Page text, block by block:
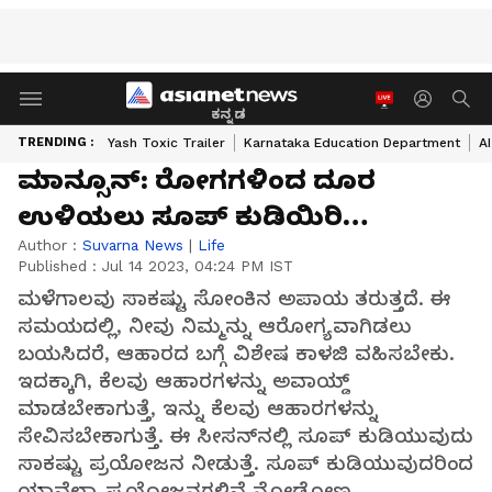
ಕನ್ನಡ
TRENDING : Yash Toxic Trailer Karnataka Education Department
ಮಾನ್ಸೂನ್: ರೋಗಗಳಿಂದ ದೂರ
ಉಳಿಯಲು ಸೂಪ್ ಕುಡಿಯಿರಿ…
Author : Suvarna News | Life
Published : Jul 14 2023, 04:24 PM IST
ಮಳೆಗಾಲವು ಸಾಕಷ್ಟು ಸೋಂಕಿನ ಅಪಾಯ ತರುತ್ತದೆ. ಈ
ಸಮಯದಲ್ಲಿ, ನೀವು ನಿಮ್ಮನ್ನು ಆರೋಗ್ಯವಾಗಿಡಲು
ಬಯಸಿದರೆ, ಆಹಾರದ ಬಗ್ಗೆ ವಿಶೇಷ ಕಾಳಜಿ ವಹಿಸಬೇಕು.
ಇದಕ್ಕಾಗಿ, ಕೆಲವು ಆಹಾರಗಳನ್ನು ಅವಾಯ್ಡ್
ಮಾಡಬೇಕಾಗುತ್ತೆ, ಇನ್ನು ಕೆಲವು ಆಹಾರಗಳನ್ನು
ಸೇವಿಸಬೇಕಾಗುತ್ತೆ. ಈ ಸೀಸನ್‌ನಲ್ಲಿ ಸೂಪ್ ಕುಡಿಯುವುದು
ಸಾಕಷ್ಟು ಪ್ರಯೋಜನ ನೀಡುತ್ತೆ. ಸೂಪ್ ಕುಡಿಯುವುದರಿಂದ